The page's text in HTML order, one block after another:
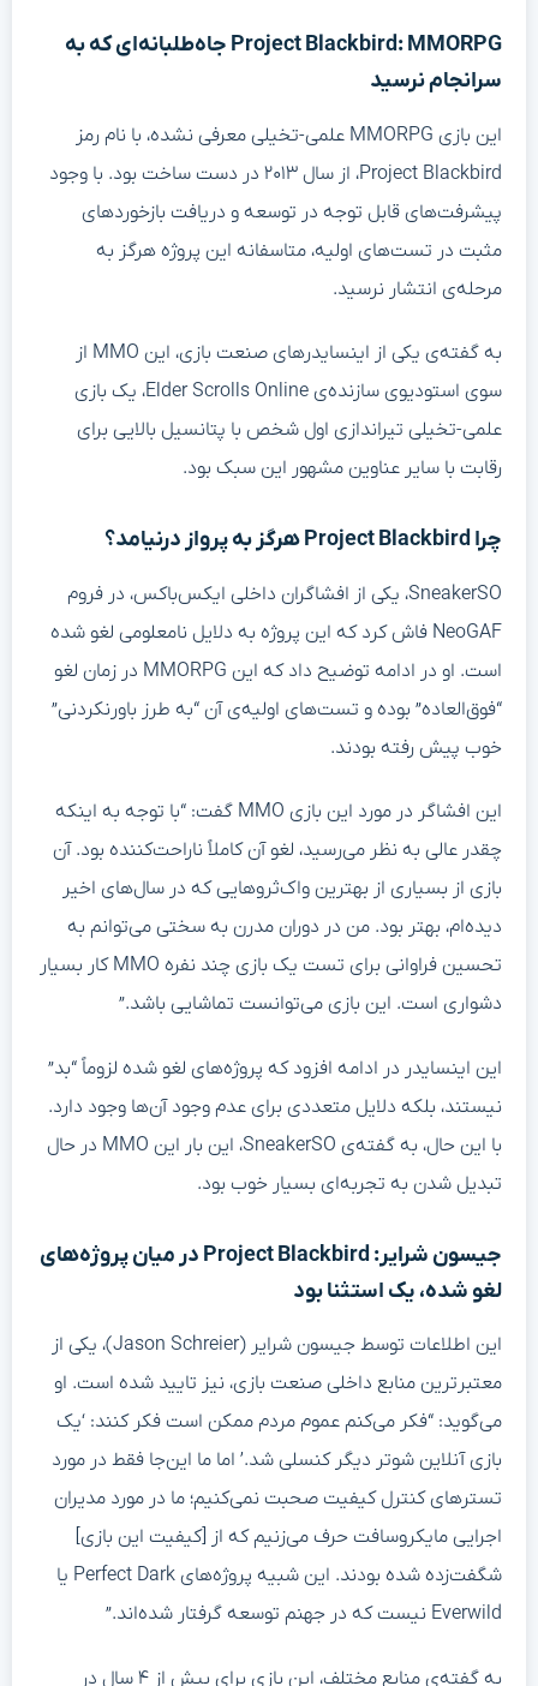
Project Blackbird: MMORPG جاه‌طلبانه‌ای که به
سرانجام نرسید
این بازی MMORPG علمی-تخیلی معرفی نشده، با نام رمز
Project Blackbird، از سال ۲۰۱۳ در دست ساخت بود. با وجود
پیشرفت‌های قابل توجه در توسعه و دریافت بازخوردهای
مثبت در تست‌های اولیه، متاسفانه این پروژه هرگز به
مرحله‌ی انتشار نرسید.
به گفته‌ی یکی از اینسایدرهای صنعت بازی، این MMO از
سوی استودیوی سازنده‌ی Elder Scrolls Online، یک بازی
علمی-تخیلی تیراندازی اول شخص با پتانسیل بالایی برای
رقابت با سایر عناوین مشهور این سبک بود.
چرا Project Blackbird هرگز به پرواز درنیامد؟
SneakerSO، یکی از افشاگران داخلی ایکس‌باکس، در فروم
NeoGAF فاش کرد که این پروژه به دلایل نامعلومی لغو شده
است. او در ادامه توضیح داد که این MMORPG در زمان لغو
“فوق‌العاده” بوده و تست‌های اولیه‌ی آن “به طرز باورنکردنی”
خوب پیش رفته بودند.
این افشاگر در مورد این بازی MMO گفت: “با توجه به اینکه
چقدر عالی به نظر می‌رسید، لغو آن کاملاً ناراحت‌کننده بود. آن
بازی از بسیاری از بهترین واک‌ثروهایی که در سال‌های اخیر
دیده‌ام، بهتر بود. من در دوران مدرن به سختی می‌توانم به
تحسین فراوانی برای تست یک بازی چند نفره MMO کار بسیار
دشواری است. این بازی می‌توانست تماشایی باشد.”
این اینسایدر در ادامه افزود که پروژه‌های لغو شده لزوماً “بد”
نیستند، بلکه دلایل متعددی برای عدم وجود آن‌ها وجود دارد.
با این حال، به گفته‌ی SneakerSO، این بار این MMO در حال
تبدیل شدن به تجربه‌ای بسیار خوب بود.
جیسون شرایر: Project Blackbird در میان پروژه‌های
لغو شده، یک استثنا بود
این اطلاعات توسط جیسون شرایر (Jason Schreier)، یکی از
معتبرترین منابع داخلی صنعت بازی، نیز تایید شده است. او
می‌گوید: “فکر می‌کنم عموم مردم ممکن است فکر کنند: ‘یک
بازی آنلاین شوتر دیگر کنسلی شد.’ اما ما این‌جا فقط در مورد
تسترهای کنترل کیفیت صحبت نمی‌کنیم؛ ما در مورد مدیران
اجرایی مایکروسافت حرف می‌زنیم که از [کیفیت این بازی]
شگفت‌زده شده بودند. این شبیه پروژه‌های Perfect Dark یا
Everwild نیست که در جهنم توسعه گرفتار شده‌اند.”
به گفته‌ی منابع مختلف، این بازی برای بیش از ۴ سال در